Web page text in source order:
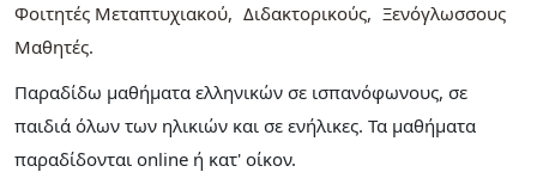
Φοιτητές Μεταπτυχιακού
Διδακτορικούς
Ξενόγλωσσους
Μαθητές
Παραδίδω μαθήματα ελληνικών σε ισπανόφωνους, σε
παιδιά όλων των ηλικιών και σε ενήλικες. Τα μαθήματα
παραδίδονται online ή κατ' οίκον.